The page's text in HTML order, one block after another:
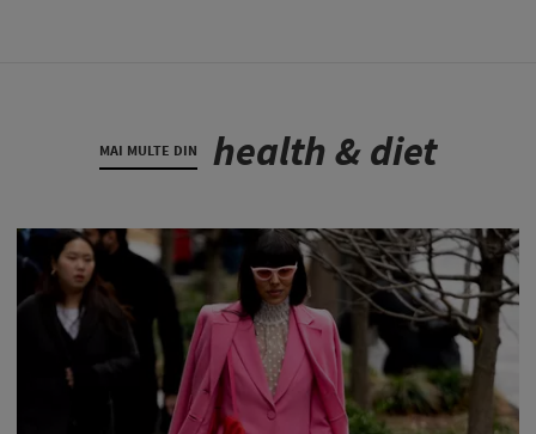
MAI MULTE DIN health & diet